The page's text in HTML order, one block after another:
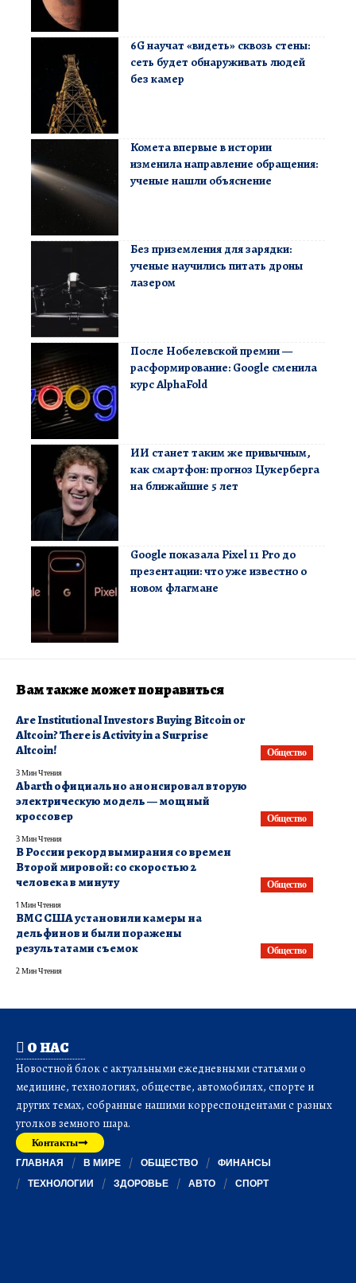
6G научат «видеть» сквозь стены:
сеть будет обнаруживать людей
без камер
Комета впервые в истории
изменила направление обращения:
ученые нашли объяснение
Без приземления для зарядки:
ученые научились питать дроны
лазером
После Нобелевской премии —
расформирование: Google сменила
курс AlphaFold
ИИ станет таким же привычным,
как смартфон: прогноз Цукерберга
на ближайшие 5 лет
Google показала Pixel 11 Pro до
презентации: что уже известно о
новом флагмане
Вам также может понравиться
Общество
Are Institutional Investors Buying Bitcoin or
Altcoin? There is Activity in a Surprise
Altcoin!
3 Мин Чтения
Общество
Abarth официально анонсировал вторую
электрическую модель — мощный
кроссовер
3 Мин Чтения
Общество
В ​России рекорд вымирания со времен
Второй мировой: со скоростью 2
человека в минуту
1 Мин Чтения
Общество
ВМС США установили камеры на
дельфинов и были поражены
результатами съемок
2 Мин Чтения
О НАС
Новостной блок с актуальными ежедневными статьями о
медицине, технологиях, обществе, автомобилях, спорте и
других темах, собранные нашими корреспондентами с разных
уголков земного шара.
Контакты
ГЛАВНАЯ В МИРЕ ОБЩЕСТВО
ФИНАНСЫ
ТЕХНОЛОГИИ
ЗДОРОВЬЕ АВТО СПОРТ